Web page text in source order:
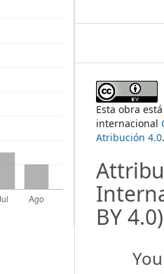
Esta obra
internacional
Atribución 4.0.
BY 4.0)